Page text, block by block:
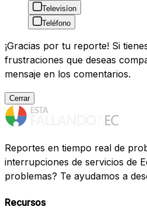
Televisíon
Teléfono
¡Gracias por tu reporte! Si
frustraciones que deseas
mensaje en los comentarios.
Cerrar
Reportes en tiempo real de
interrupciones de servicios de
problemas? Te ayudamos a
Recursos